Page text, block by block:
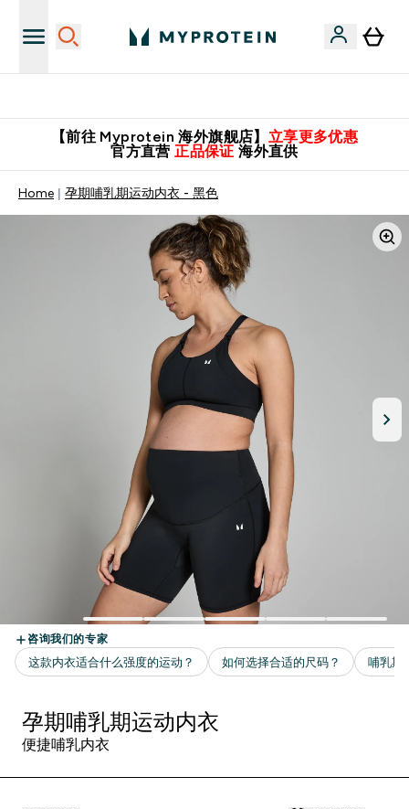
【前往 Myprotein 海外旗舰店】 立享更多优惠
官方直营 正品保证 海外直供
Home 孕期哺乳期运动内衣 - 黑色
孕期哺乳期运动内衣
便捷哺乳内衣